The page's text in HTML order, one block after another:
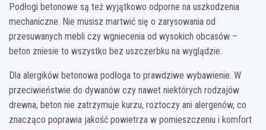
Podłogi betonowe są też wyjątkowo odporne na uszkodzenia
mechaniczne. Nie musisz martwić się o zarysowania od
przesuwanych mebli czy wgniecenia od wysokich obcasów –
beton zniesie to wszystko bez uszczerbku na wyglądzie.
Dla alergików betonowa podłoga to prawdziwe wybawienie. W
przeciwieństwie do dywanów czy nawet niektórych rodzajów
drewna, beton nie zatrzymuje kurzu, roztoczy ani alergenów, co
znacząco poprawia jakość powietrza w pomieszczeniu i komfort